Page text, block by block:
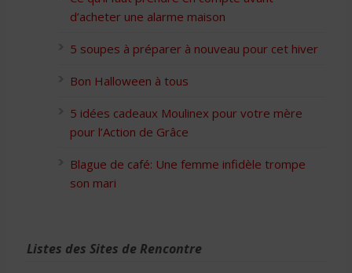
d’acheter une alarme maison
5 soupes à préparer à nouveau pour cet hiver
Bon Halloween à tous
5 idées cadeaux Moulinex pour votre mère
pour l’Action de Grâce
Blague de café: Une femme infidèle trompe
son mari
Listes des Sites de Rencontre